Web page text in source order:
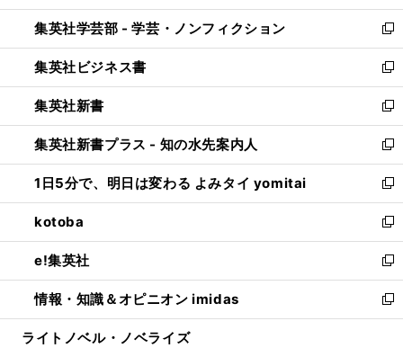
開
く
ウ
で
開
く
ン
ド
ウ
で
開
く
ウ
ィ
ン
ド
ウ
で
開
く
集英社学芸部 - 学芸・ノンフィクション
新
し
い
ウ
ィ
ン
ド
ウ
で
開
く
集英社ビジネス書
新
し
い
ウ
ィ
ン
ド
ウ
で
開
く
集英社新書
新
し
い
ウ
ィ
ン
ド
ウ
で
開
く
集英社新書プラス - 知の水先案内人
新
し
い
ウ
ィ
ン
ド
ウ
で
開
1日5分で、明日は変わる よみタイ yomitai
新
し
い
ウ
ィ
ン
ド
ウ
kotoba
新
し
い
ウ
ィ
ン
e!集英社
新
し
い
ウ
情報・知識＆オピニオン imidas
新
し
ライトノベル・ノベライズ